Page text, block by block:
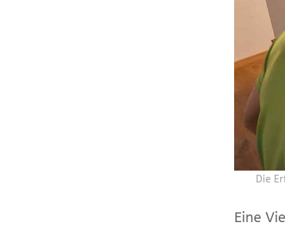
Die
Eine